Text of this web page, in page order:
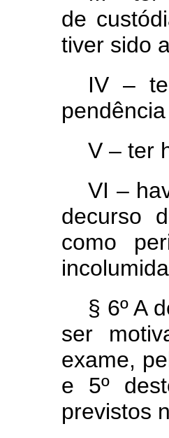
de
tiver sido
IV –
V – ter
VI –
decurso
como
§ 6º A
ser
exame,
e 5º
previstos